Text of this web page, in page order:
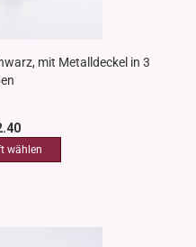
mit Metalldeckel in 3